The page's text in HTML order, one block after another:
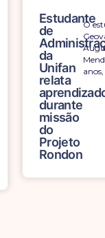
Estudante
de
da
Unifan
relata
durante
missão
do
Projeto
Rondon
O
anos,